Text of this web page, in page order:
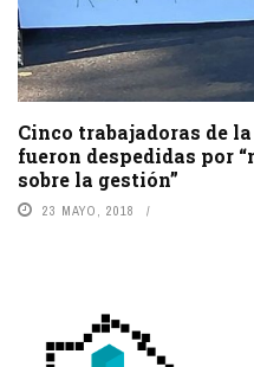
Cinco trabajadoras de
fueron despedidas por
sobre la gestión”
23 MAYO, 2018